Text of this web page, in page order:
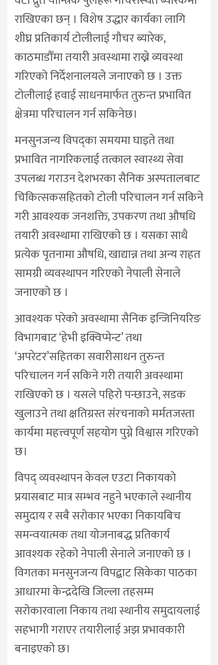
राखिएका छन् । विशेष उद्धार कार्यका लागि
शीघ्र प्रतिकार्य टोलीलाई गौचर ब्यारेक,
काठमाडौँमा तयारी अवस्थामा राख्ने व्यवस्था
गरिएको निर्देशनालयले जनाएको छ । उक्त
टोलीलाई हवाई साधनमार्फत तुरुन्त प्रभावित
क्षेत्रमा परिचालन गर्न सकिनेछ।
मनसुनजन्य विपद्का समयमा घाइते तथा
प्रभावित नागरिकलाई तत्काल स्वास्थ्य सेवा
उपलब्ध गराउन देशभरका सैनिक अस्पतालबाट
चिकित्सकसहितको टोली परिचालन गर्न सकिने
गरी आवश्यक जनशक्ति, उपकरण तथा औषधि
तयारी अवस्थामा राखिएको छ । यसका साथै
प्रत्येक पृतनामा औषधि, खाद्यान्न तथा अन्य राहत
सामग्री व्यवस्थापन गरिएको नेपाली सेनाले
जनाएको छ ।
आवश्यक परेको अवस्थामा सैनिक इन्जिनियरिङ
विभागबाट ‘हेभी इक्विप्मेन्ट’ तथा
‘अपरेटर’सहितका सवारीसाधन तुरुन्त
परिचालन गर्न सकिने गरी तयारी अवस्थामा
राखिएको छ । यसले पहिरो पन्छाउने, सडक
खुलाउने तथा क्षतिग्रस्त संरचनाको मर्मतजस्ता
कार्यमा महत्त्वपूर्ण सहयोग पुग्ने विश्वास गरिएको
छ।
विपद् व्यवस्थापन केवल एउटा निकायको
प्रयासबाट मात्र सम्भव नहुने भएकाले स्थानीय
समुदाय र सबै सरोकार भएका निकायबिच
समन्वयात्मक तथा योजनाबद्ध प्रतिकार्य
आवश्यक रहेको नेपाली सेनाले जनाएको छ ।
विगतका मनसुनजन्य विपद्बाट सिकेका पाठका
आधारमा केन्द्रदेखि जिल्ला तहसम्म
सरोकारवाला निकाय तथा स्थानीय समुदायलाई
सहभागी गराएर तयारीलाई अझ प्रभावकारी
बनाइएको छ।